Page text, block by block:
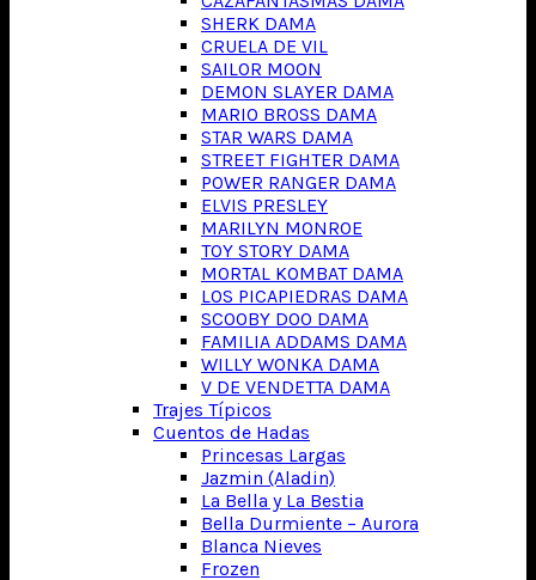
SHERK DAMA
CRUELA DE VIL
SAILOR MOON
DEMON SLAYER DAMA
MARIO BROSS DAMA
STAR WARS DAMA
STREET FIGHTER DAMA
POWER RANGER DAMA
ELVIS PRESLEY
MARILYN MONROE
TOY STORY DAMA
MORTAL KOMBAT DAMA
LOS PICAPIEDRAS DAMA
SCOOBY DOO DAMA
FAMILIA ADDAMS DAMA
WILLY WONKA DAMA
V DE VENDETTA DAMA
Trajes Típicos
Cuentos de Hadas
Princesas Largas
Jazmin (Aladin)
La Bella y La Bestia
Bella Durmiente – Aurora
Blanca Nieves
Frozen